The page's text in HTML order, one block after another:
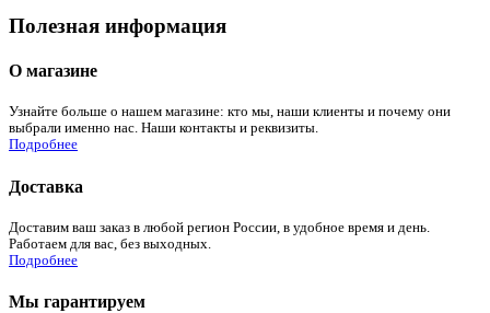
Полезная информация
О магазине
Узнайте больше о нашем магазине: кто мы, наши клиенты и почему они
выбрали именно нас. Наши контакты и реквизиты.
Подробнее
Доставка
Доставим ваш заказ в любой регион России, в удобное время и день.
Работаем для вас, без выходных.
Подробнее
Мы гарантируем